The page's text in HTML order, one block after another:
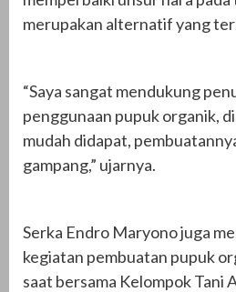
merupakan alternatif yang
“Saya sangat mendukung
penggunaan pupuk organik,
mudah didapat,
gampang,” ujarnya.
Serka Endro Maryono juga
kegiatan pembuatan pupuk
saat bersama Kelompok Tani